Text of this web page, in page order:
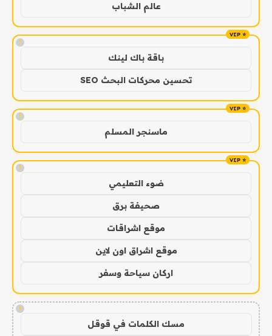
عالم الشباب
!
باقة باك لينك
تحسين محركات البحث SEO
!
ماسنجر المسلم
!
ضوء التعليمي
صحيفة برق
موقع اشراقات
موقع اشراق اون لاين
اركان سياحة وسفر
!
مسك الكلمات في قوقل